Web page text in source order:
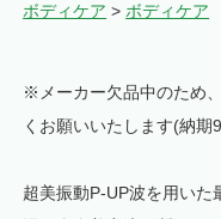
ボディケア > ボディケア
※メーカー欠品中のため
くお願いいたします(納期
超美振動P-UP波を用いた